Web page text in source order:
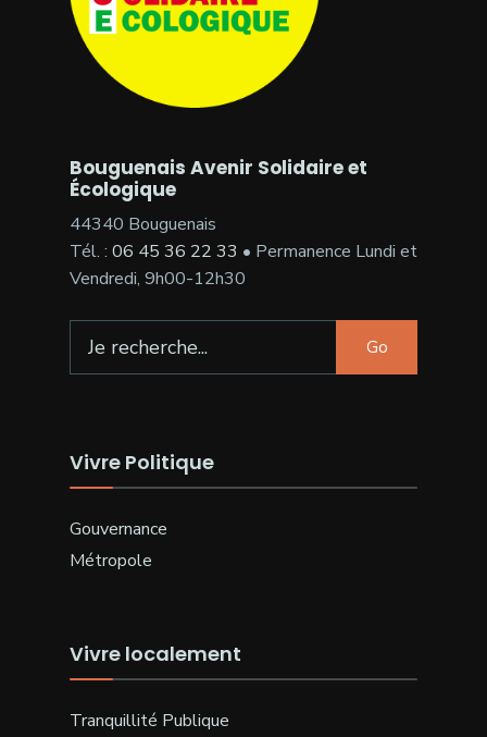
Bouguenais Avenir Solidaire et
Écologique
44340 Bouguenais
Tél. : 06 45 36 22 33 • Permanence Lundi et
Vendredi, 9h00-12h30
for:
Go
Vivre Politique
Gouvernance
Métropole
Vivre localement
Tranquillité Publique